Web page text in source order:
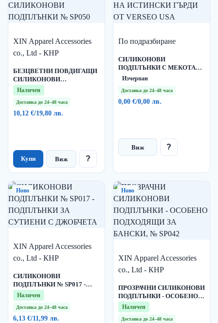
XIN Apparel Accessories
co., Ltd - КНР
БЕЗЦВЕТНИ ПОВДИГАЩИ
СИЛИКОНОВИ
ПОДПЛЪНКИ № SP050
Наличен
Доставка до 24–48 часа
10,12 €/19,80 лв.
Купи Виж ?
По подразбиране
СИЛИКОНОВИ
ПОДПЛЪНКИ С МЕКОТА
НА ИСТИНСКИ ГЪРДИ ОТ
VERSEO USA
Изчерпан
Доставка до 24–48 часа
0,00 €/0,00 лв.
Виж ?
Ново
XIN Apparel Accessories
co., Ltd - КНР
СИЛИКОНОВИ
ПОДПЛЪНКИ № SP017 -
ПОДПЛЪНКИ ЗА СУТИЕНИ
С ДЖОБЧЕТА
Наличен
Доставка до 24–48 часа
6,13 €/11,99 лв.
Ново
XIN Apparel Accessories
co., Ltd - КНР
ПРОЗРАЧНИ СИЛИКОНОВИ
ПОДПЛЪНКИ - ОСОБЕНО
ПОДХОДЯЩИ ЗА БАНСКИ,
№ SP042
Наличен
Доставка до 24–48 часа